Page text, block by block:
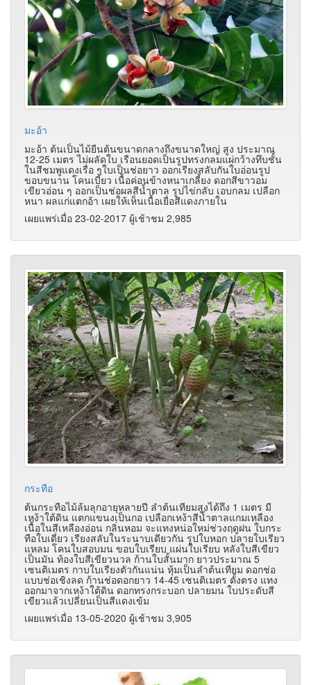
มะอ้า
มะอ้า ต้นเป็นไม้ยืนต้นขนาดกลางถึงขนาดใหญ่ สูง ประมาณ
12-25 เมตร ไม่ผลัดใบ เรือนยอดเป็นรูปทรงกลมแผ่กว้างทึบชั้น
ในสีชมพูแดงเรื่อ ๆใบเป็นช่อยาว ออกเรียงสลับกันใบอ่อนรูป
ขอบขนาน โคนเบี้ยว เนื้อค่อนข้างหนาเกลี้ยง ดอกสีขาวอม
เขียวอ่อน ๆ ออกเป็นช่อผลสีน้ำตาล รูปไข่กลับ เอบกลม เปลือก
หนา ผลแก่แตกอ้า เผยให้เห็นเนื้อเยื่อสีแดงภายใน
เผยแพร่เมื่อ 23-02-2017 ผู้เช้าชม 2,985
กระทือ
ต้นกระทือไม้ล้มลุกอายุหลายปี ลำต้นเทียมสูงได้ถึง 1 เมตร มี
เหง้าใต้ดิน แตกแขนงเป็นกอ เปลือกเหง้าสีน้ำตาลแกมเหลือง
เนื้อในสีเหลืองอ่อน กลิ่นหอม จะแทงหน่อใหม่ช่วงฤดูฝน ใบกระ
ทือใบเดี่ยว เรียงสลับในระนาบเดียวกัน รูปใบหอก ปลายใบเรียว
แหลม โคนใบสอบมน ขอบใบเรียบ แผ่นใบเรียบ หลังใบสีเขียว
เป็นมัน ท้องใบสีเขียวนวล ก้านใบสั้นมาก ยาวประมาณ 5
เซนติเมตร กาบใบเรียงตัวกันแน่น หุ้มเป็นลำต้นเทียม ดอกช่อ
แบบช่อเชิงลด ก้านช่อดอกยาว 14-45 เซนติเมตร ตั้งตรง แทง
ออกมาจากเหง้าใต้ดิน ดอกทรงกระบอก ปลายมน ใบประดับสี
เขียวแล้วเปลี่ยนเป็นสีแดงเข้ม
เผยแพร่เมื่อ 13-05-2020 ผู้เช้าชม 3,905